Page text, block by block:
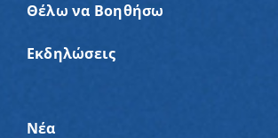
Θέλω να Βοηθήσω
Εκδηλώσεις
Νέα